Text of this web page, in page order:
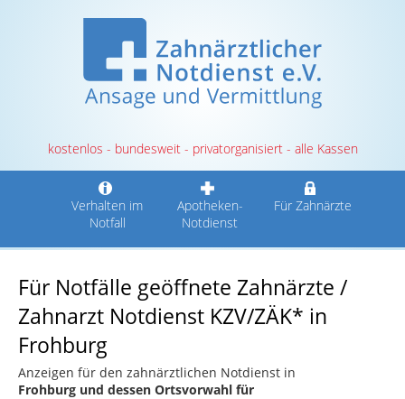
kostenlos - bundesweit - privatorganisiert - alle Kassen
Verhalten im
Notfall
Apotheken-
Notdienst
Für Zahnärzte
Für Notfälle geöffnete Zahnärzte /
Zahnarzt Notdienst KZV/ZÄK* in
Frohburg
Anzeigen für den zahnärztlichen Notdienst in
Frohburg und dessen Ortsvorwahl für